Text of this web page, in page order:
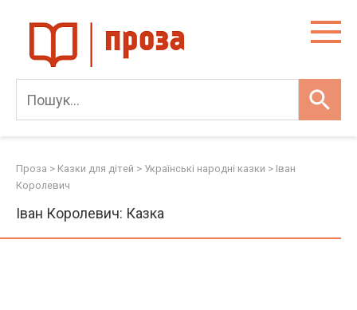
content
Проза > Казки для дітей > Українські народні казки > Іван
Королевич
Іван Королевич: Казка